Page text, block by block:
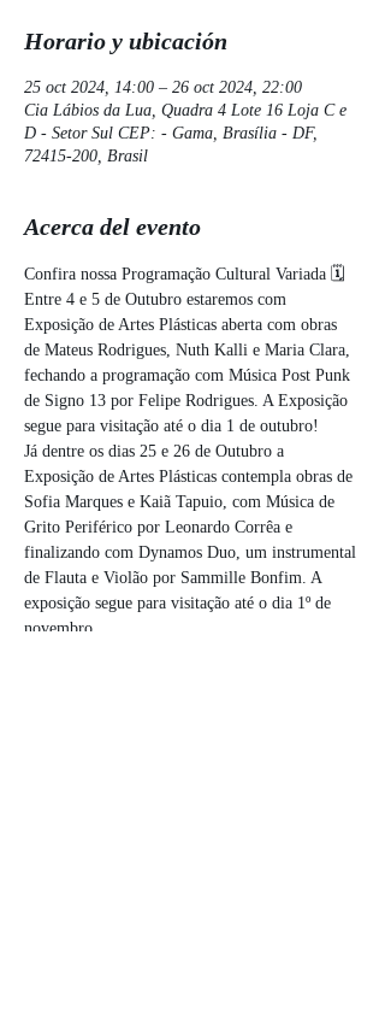
Horario y ubicación
25 oct 2024, 14:00 – 26 oct 2024, 22:00
Cia Lábios da Lua, Quadra 4 Lote 16 Loja C e
D - Setor Sul CEP: - Gama, Brasília - DF,
72415-200, Brasil
Acerca del evento
Confira nossa Programação Cultural Variada 🗓️
Entre 4 e 5 de Outubro estaremos com
Exposição de Artes Plásticas aberta com obras
de Mateus Rodrigues, Nuth Kalli e Maria Clara,
fechando a programação com Música Post Punk
de Signo 13 por Felipe Rodrigues. A Exposição
segue para visitação até o dia 1 de outubro!
Já dentre os dias 25 e 26 de Outubro a
Exposição de Artes Plásticas contempla obras de
Sofia Marques e Kaiã Tapuio, com Música de
Grito Periférico por Leonardo Corrêa e
finalizando com Dynamos Duo, um instrumental
de Flauta e Violão por Sammille Bonfim. A
exposição segue para visitação até o dia 1º de
novembro.